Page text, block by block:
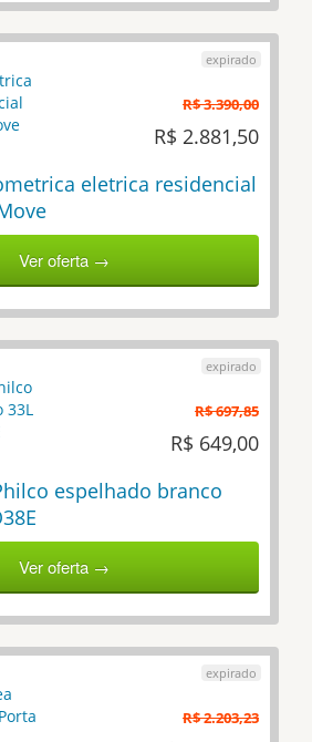
R$ 3.390,00
R$ 2.881,50
eletrica residencial
Ver oferta →
R$ 697,85
R$ 649,00
espelhado branco
Ver oferta →
R$ 2.203,23